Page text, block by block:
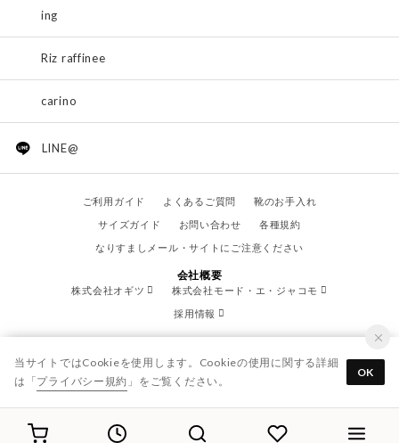
ing
Riz raffinee
carino
LINE@
ご利用ガイド よくあるご質問
靴のお手入れ
サイズガイド
お問い合わせ
各種規約
なりすましメール・サイトにご注意ください
会社概要
株式会社オギツ
株式会社モード・エ・ジャコモ
採用情報
© OGITSU CO.,LTD. / All Right Reserved.
当サイトではCookieを使用します。Cookieの使用に関する詳細
は「プライバシー規約 」をご覧ください。
OK